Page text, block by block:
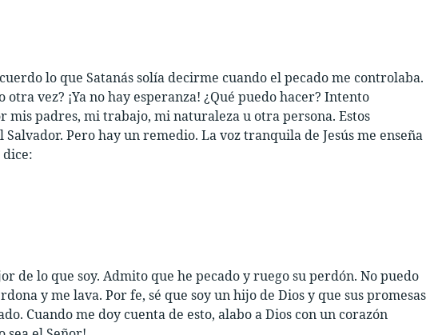
lo que Satanás solía decirme cuando el pecado me controlaba.
vez? ¡Ya no hay esperanza! ¿Qué puedo hacer? Intento
padres, mi trabajo, mi naturaleza u otra persona. Estos
Pero hay un remedio. La voz tranquila de Jesús me enseña
dice:
de lo que soy. Admito que he pecado y ruego su perdón. No puedo
y me lava. Por fe, sé que soy un hijo de Dios y que sus promesas
Cuando me doy cuenta de esto, alabo a Dios con un corazón